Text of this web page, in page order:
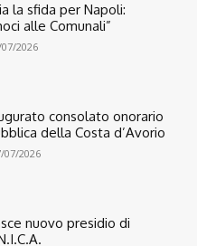
la sfida per Napoli:
alle Comunali”
2026
consolato onorario
della Costa d’Avorio
07/2026
nuovo presidio di